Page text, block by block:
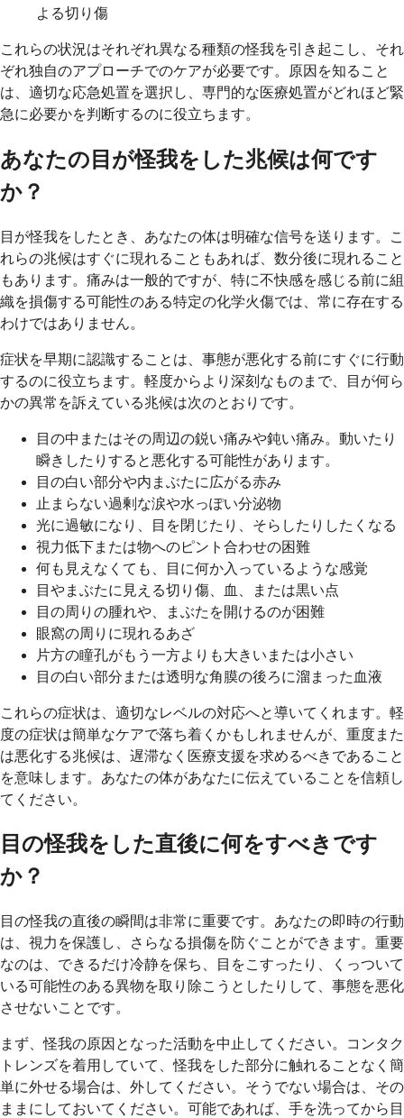
よる切り傷
これらの状況はそれぞれ異なる種類の怪我を引き起こし、それ
ぞれ独自のアプローチでのケアが必要です。原因を知ること
は、適切な応急処置を選択し、専門的な医療処置がどれほど緊
急に必要かを判断するのに役立ちます。
あなたの目が怪我をした兆候は何です
か？
目が怪我をしたとき、あなたの体は明確な信号を送ります。こ
れらの兆候はすぐに現れることもあれば、数分後に現れること
もあります。痛みは一般的ですが、特に不快感を感じる前に組
織を損傷する可能性のある特定の化学火傷では、常に存在する
わけではありません。
症状を早期に認識することは、事態が悪化する前にすぐに行動
するのに役立ちます。軽度からより深刻なものまで、目が何ら
かの異常を訴えている兆候は次のとおりです。
目の中またはその周辺の鋭い痛みや鈍い痛み。動いたり
瞬きしたりすると悪化する可能性があります。
目の白い部分や内まぶたに広がる赤み
止まらない過剰な涙や水っぽい分泌物
光に過敏になり、目を閉じたり、そらしたりしたくなる
視力低下または物へのピント合わせの困難
何も見えなくても、目に何か入っているような感覚
目やまぶたに見える切り傷、血、または黒い点
目の周りの腫れや、まぶたを開けるのが困難
眼窩の周りに現れるあざ
片方の瞳孔がもう一方よりも大きいまたは小さい
目の白い部分または透明な角膜の後ろに溜まった血液
これらの症状は、適切なレベルの対応へと導いてくれます。軽
度の症状は簡単なケアで落ち着くかもしれませんが、重度また
は悪化する兆候は、遅滞なく医療支援を求めるべきであること
を意味します。あなたの体があなたに伝えていることを信頼し
てください。
目の怪我をした直後に何をすべきです
か？
目の怪我の直後の瞬間は非常に重要です。あなたの即時の行動
は、視力を保護し、さらなる損傷を防ぐことができます。重要
なのは、できるだけ冷静を保ち、目をこすったり、くっついて
いる可能性のある異物を取り除こうとしたりして、事態を悪化
させないことです。
まず、怪我の原因となった活動を中止してください。コンタク
トレンズを着用していて、怪我をした部分に触れることなく簡
単に外せる場合は、外してください。そうでない場合は、その
ままにしておいてください。可能であれば、手を洗ってから目